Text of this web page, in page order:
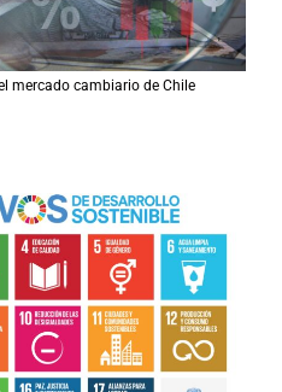
mercado cambiario de Chile